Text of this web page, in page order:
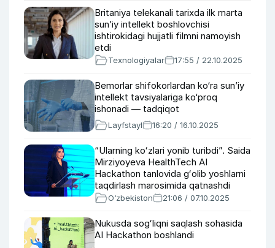
Britaniya telekanali tarixda ilk marta
sun’iy intellekt boshlovchisi
ishtirokidagi hujjatli filmni namoyish
etdi
Texnologiyalar 17:55 / 22.10.2025
Bemorlar shifokorlardan ko‘ra sun’iy
intellekt tavsiyalariga ko‘proq
ishonadi — tadqiqot
Layfstayl 16:20 / 16.10.2025
“Ularning koʻzlari yonib turibdi”. Saida
Mirziyoyeva HealthTech AI
Hackathon tanlovida gʻolib yoshlarni
taqdirlash marosimida qatnashdi
O‘zbekiston 21:06 / 07.10.2025
Nukusda sogʻliqni saqlash sohasida
AI Hackathon boshlandi